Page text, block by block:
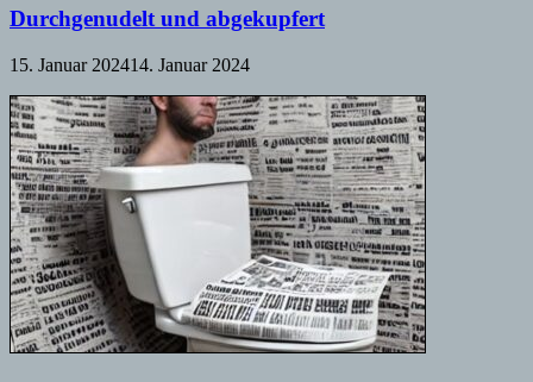
Durchgenudelt und abgekupfert
15. Januar 202414. Januar 2024